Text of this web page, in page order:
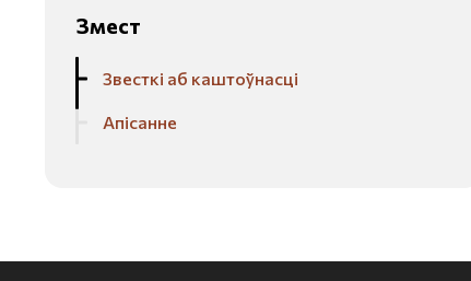
Змест
Звесткі аб каштоўнасці
Апісанне